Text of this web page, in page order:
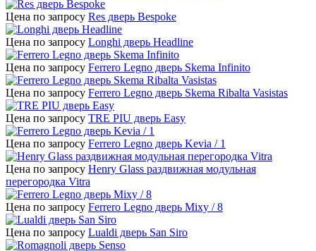
Цена по запросу Res дверь Bespoke
Цена по запросу Longhi дверь Headline
Цена по запросу Ferrero Legno дверь Skema Infinito
Цена по запросу Ferrero Legno дверь Skema Ribalta Vasistas
Цена по запросу TRE PIU дверь Easy
Цена по запросу Ferrero Legno дверь Kevia / 1
Цена по запросу Henry Glass раздвижная модульная
перегородка Vitra
Цена по запросу Ferrero Legno дверь Mixy / 8
Цена по запросу Lualdi дверь San Siro